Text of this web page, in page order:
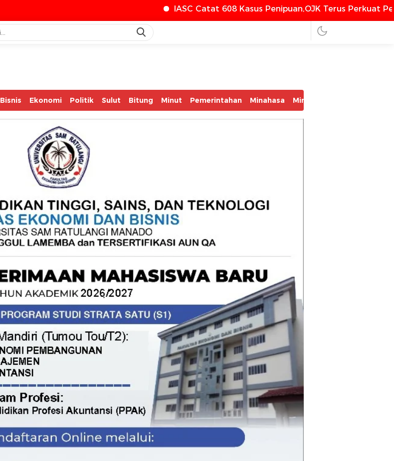
IASC Catat 608 Kasus Penipuan,OJK Terus Perkuat Perlindungan
Bisnis Ekonomi Politik Sulut Bitung Minut Pemerintahan Minahasa Minsel